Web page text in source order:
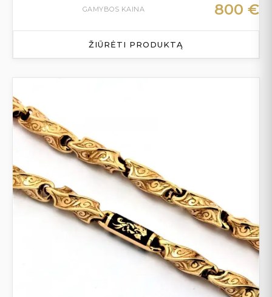
GAMYBOS KAINA 800 €
ŽIŪRĖTI PRODUKTĄ